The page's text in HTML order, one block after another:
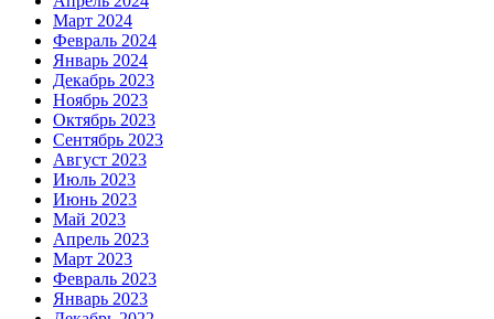
Март 2024
Февраль 2024
Январь 2024
Декабрь 2023
Ноябрь 2023
Октябрь 2023
Сентябрь 2023
Август 2023
Июль 2023
Июнь 2023
Май 2023
Апрель 2023
Март 2023
Февраль 2023
Январь 2023